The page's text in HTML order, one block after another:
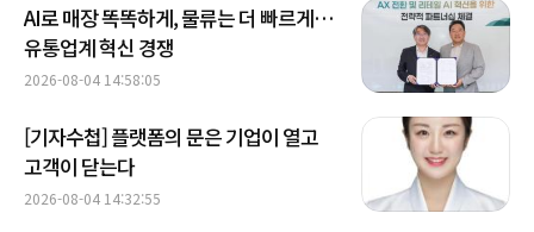
AI로 매장 똑똑하게, 물류는 더 빠르게…
유통업계 혁신 경쟁
2026-08-04 14:58:05
[기자수첩] 플랫폼의 문은 기업이 열고
고객이 닫는다
2026-08-04 14:32:55